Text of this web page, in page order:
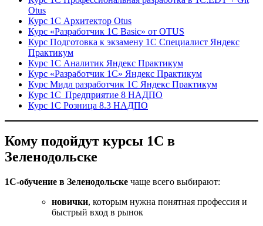
Otus
Курс 1С Архитектор Otus
Курс «Разработчик 1С Basic» от OTUS
Курс Подготовка к экзамену 1С Специалист Яндекс
Практикум
Курс 1С Аналитик Яндекс Практикум
Курс «Разработчик 1С» Яндекс Практикум
Курс Мидл разработчик 1С Яндекс Практикум
Курс 1С Предприятие 8 НАДПО
Курс 1С Розница 8.3 НАДПО
Кому подойдут курсы 1С в
Зеленодольске
1С-обучение в Зеленодольске чаще всего выбирают:
новички, которым нужна понятная профессия и
быстрый вход в рынок